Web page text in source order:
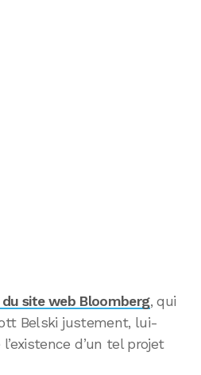
site web Bloomberg, qui
Belski justement, lui-
d’un tel projet